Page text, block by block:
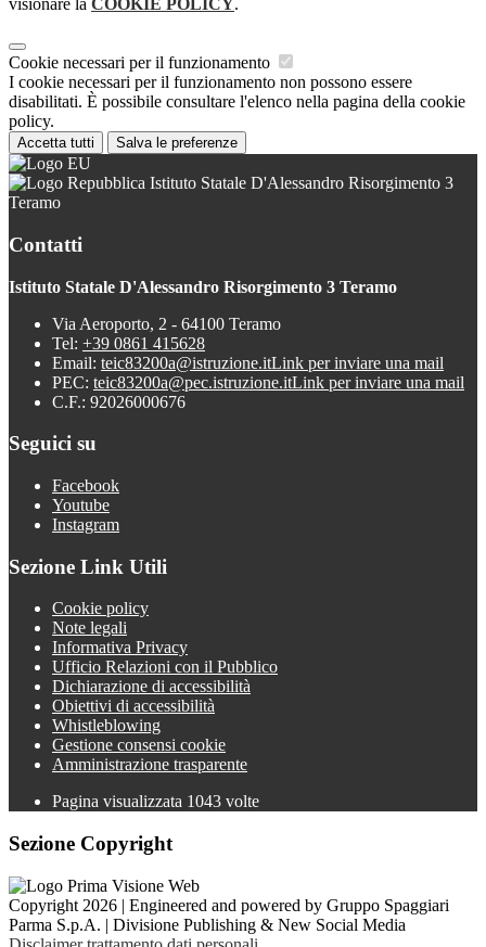
visionare la COOKIE POLICY.
Cookie necessari per il funzionamento
I cookie necessari per il funzionamento non possono essere
disabilitati. È possibile consultare l'elenco nella pagina della cookie
policy.
Accetta tutti Salva le preferenze
Istituto Statale D'Alessandro Risorgimento 3
Teramo
Contatti
Istituto Statale D'Alessandro Risorgimento 3 Teramo
Via Aeroporto, 2 - 64100 Teramo
Tel: +39 0861 415628
Email: teic83200a@istruzione.itLink per inviare una mail
PEC: teic83200a@pec.istruzione.itLink per inviare una mail
C.F.: 92026000676
Seguici su
Facebook
Youtube
Instagram
Sezione Link Utili
Cookie policy
Note legali
Informativa Privacy
Ufficio Relazioni con il Pubblico
Dichiarazione di accessibilità
Obiettivi di accessibilità
Whistleblowing
Gestione consensi cookie
Amministrazione trasparente
Pagina visualizzata 1043 volte
Sezione Copyright
Copyright 2026 | Engineered and powered by Gruppo Spaggiari
Parma S.p.A. | Divisione Publishing & New Social Media